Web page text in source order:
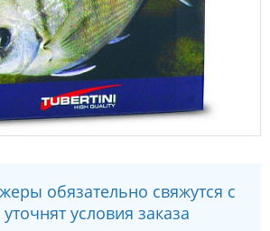
обязательно свяжутся с
условия заказа